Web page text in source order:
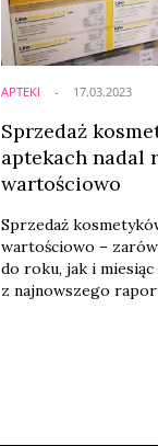
APTEKI
Sprzedaż
aptekach nadal
wartościowo
Sprzedaż
wartościowo –
do roku, jak i miesiąc
z najnowszego
17.03.2023